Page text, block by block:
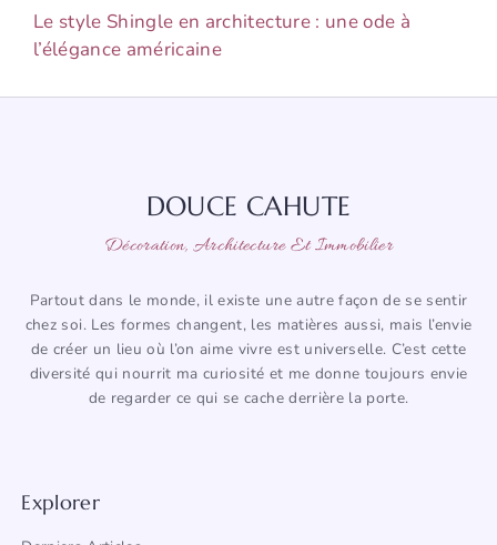
Le style Shingle en architecture : une ode à
l’élégance américaine
DOUCE CAHUTE
Décoration, Architecture Et Immobilier
Partout dans le monde, il existe une autre façon de se sentir
chez soi. Les formes changent, les matières aussi, mais l’envie
de créer un lieu où l’on aime vivre est universelle. C’est cette
diversité qui nourrit ma curiosité et me donne toujours envie
de regarder ce qui se cache derrière la porte.
Explorer